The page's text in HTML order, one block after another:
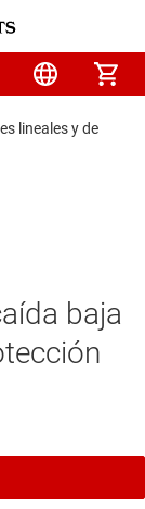
lineales y de baja
baja